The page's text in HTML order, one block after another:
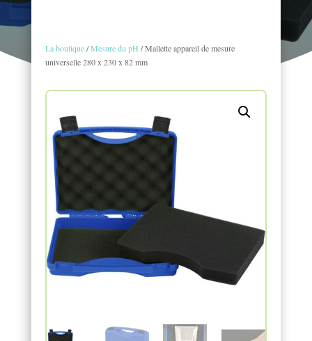
La boutique/Mesure du pH / Mallette appareil de mesure
universelle 280 x 230 x 82 mm